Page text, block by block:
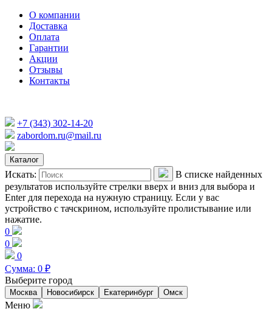
О компании
Доставка
Оплата
Гарантии
Акции
Отзывы
Контакты
+7 (343) 302-14-20
zabordom.ru@mail.ru
Каталог
Искать:
В списке найденных
результатов используйте стрелки вверх и вниз для выбора и
Enter для перехода на нужную страницу. Если у вас
устройство с тачскрином, используйте пролистывание или
нажатие.
0
0
0
Сумма: 0 ₽
Выберите город
Москва Новосибирск Екатеринбург Омск
Меню